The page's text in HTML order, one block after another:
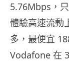
5.76Mbps，
體驗高速流動
多，最便宜
Vodafone 在